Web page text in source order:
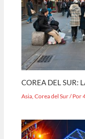
COREA DEL SUR:
Asia ,Corea del Sur/ Por